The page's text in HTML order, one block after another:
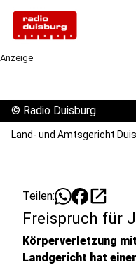
Anzeige
© Radio Duisburg
Land- und Amtsgericht
Teilen: open_in_new
Freispruch für
Körperverletzung
Landgericht hat